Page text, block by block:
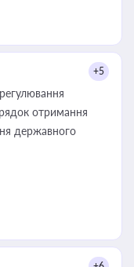
+5
отримання
державного